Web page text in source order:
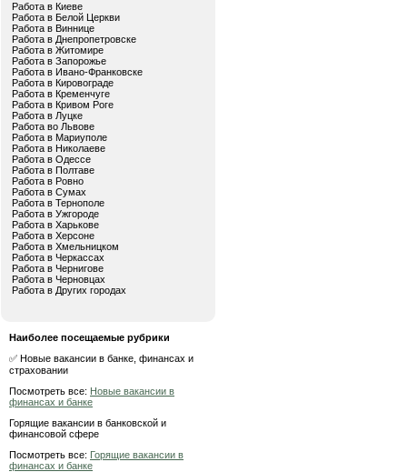
Работа в Киеве
Работа в Белой Церкви
Работа в Виннице
Работа в Днепропетровске
Работа в Житомире
Работа в Запорожье
Работа в Ивано-Франковске
Работа в Кировограде
Работа в Кременчуге
Работа в Кривом Роге
Работа в Луцке
Работа во Львове
Работа в Мариуполе
Работа в Николаеве
Работа в Одессе
Работа в Полтаве
Работа в Ровно
Работа в Сумах
Работа в Тернополе
Работа в Ужгороде
Работа в Харькове
Работа в Херсоне
Работа в Хмельницком
Работа в Черкассах
Работа в Чернигове
Работа в Черновцах
Работа в Других городах
Наиболее посещаемые рубрики
✅ Новые вакансии в банке, финансах и
страховании
Посмотреть все: Новые вакансии в
финансах и банке
Горящие вакансии в банковской и
финансовой сфере
Посмотреть все: Горящие вакансии в
финансах и банке